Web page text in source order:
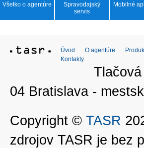
Všetko o agentúre
Spravodajský
servis
Mobilné
Úvod O agentúre
Kontakty
04 Bratislava -
Copyright © TASR
zdrojov TASR je bez